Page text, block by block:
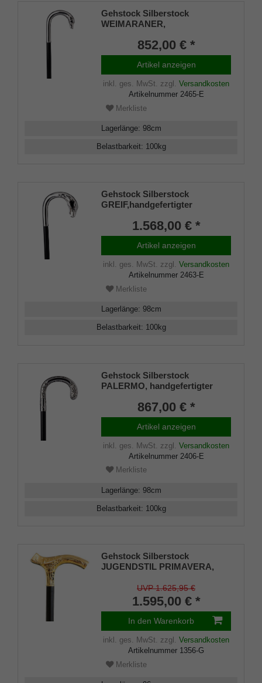
Gehstock Silberstock
WEIMARANER,
aus echtem 925/1000 Sterling
Silber mit fein
herausgearbeitetem Hundekopf
der Rasse Weimaraner,
aufgesetzt auf einen Stock aus
edlem Makassar Ebenholz,
inklusiv Schlankpuffer.
852,00 € *
Artikel anzeigen
inkl. ges. MwSt. zzgl. Versandkosten
Artikelnummer 2465-E
Merkliste
Lagerlänge: 98cm
Belastbarkeit: 100kg
Gehstock Silberstock
GREIF,handgefertigter
925/1000 Sterling Silber mit
präziser Nachbildung eines
Greifkopfes, aufgesetzt auf
einen Stock aus edlem
Makassar Ebenholz, inklusiv
Schlankpuffer.
1.568,00 € *
Artikel anzeigen
inkl. ges. MwSt. zzgl. Versandkosten
Artikelnummer 2463-E
Merkliste
Lagerlänge: 98cm
Belastbarkeit: 100kg
Gehstock Silberstock
PALERMO, handgefertigter
925/1000 Sterling Silber mit fein
eingearbeiteten Blätterformen
am vorderen und hinteren Teil,
aufgesetzt auf einen Stock aus
edlem Makassar Ebenholz,
inklusiv Schlank
867,00 € *
Artikel anzeigen
inkl. ges. MwSt. zzgl. Versandkosten
Artikelnummer 2406-E
Merkliste
Lagerlänge: 98cm
Belastbarkeit: 100kg
Gehstock Silberstock
JUGENDSTIL PRIMAVERA,
schönen Ziselierungen, Stock
aus edlem Makassar-Ebenholz,
Gummipuffer.
UVP 1.625,95 €
1.595,00 € *
In den Warenkorb
inkl. ges. MwSt. zzgl. Versandkosten
Artikelnummer 1356-G
Merkliste